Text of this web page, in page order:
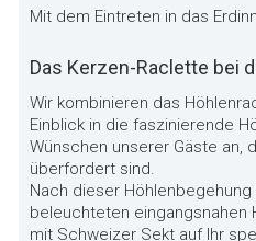
Mit dem Eintreten in das
Das Kerzen-Raclette bei
Wir kombinieren das
Einblick in die faszinierende
Wünschen unserer Gäste an,
überfordert sind.
Nach dieser
beleuchteten eingangsnahen
mit Schweizer Sekt auf Ihr